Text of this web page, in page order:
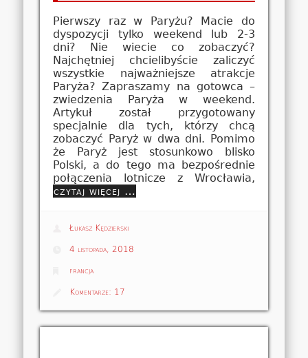
Pierwszy raz w Paryżu? Macie do
dyspozycji tylko weekend lub 2-3
dni? Nie wiecie co zobaczyć?
Najchętniej chcielibyście zaliczyć
wszystkie najważniejsze atrakcje
Paryża? Zapraszamy na gotowca –
zwiedzenia Paryża w weekend.
Artykuł został przygotowany
specjalnie dla tych, którzy chcą
zobaczyć Paryż w dwa dni. Pomimo
że Paryż jest stosunkowo blisko
Polski, a do tego ma bezpośrednie
połączenia lotnicze z Wrocławia,
czytaj więcej …
Łukasz Kędzierski
4 listopada, 2018
francja
Komentarze: 17